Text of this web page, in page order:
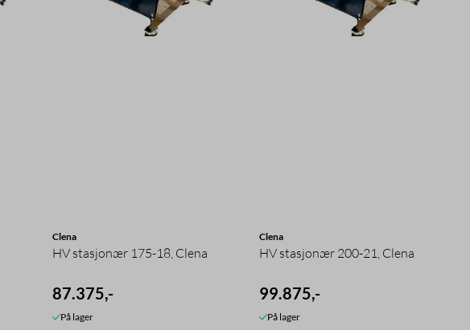
Clena
HV stasjonær 175-18, Clena
87.375,-
På lager
Clena
HV stasjonær 200-21, Clena
99.875,-
På lager